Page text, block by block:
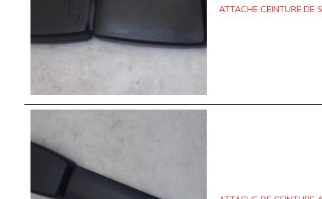
ATTACHE CEINTURE DE